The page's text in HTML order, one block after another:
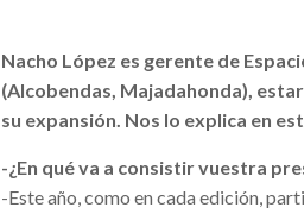
Nacho López es gerente de
(Alcobendas, Majadahonda),
su expansión. Nos lo explica en
-¿En qué va a consistir vuestra
-Este año, como en cada edición,